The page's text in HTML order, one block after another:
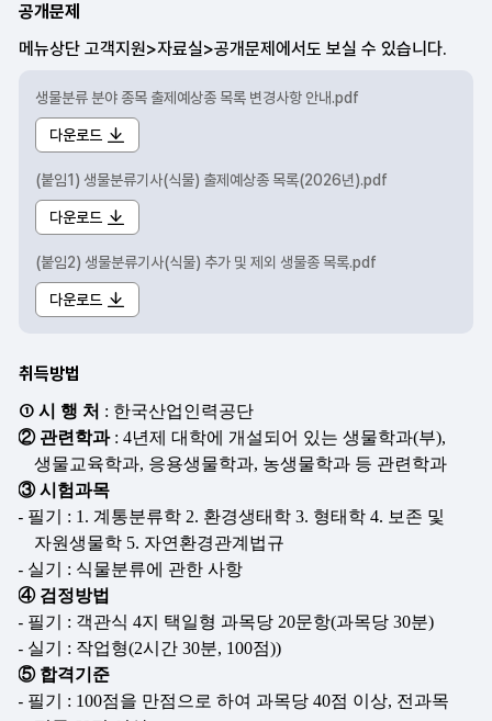
공개문제
생물분류 분야 종목 출제예상종 목록 변경사항 안내.pdf
다운로드
(붙임1) 생물분류기사(식물) 출제예상종 목록(2026년).pdf
다운로드
(붙임2) 생물분류기사(식물) 추가 및 제외 생물종 목록.pdf
다운로드
취득방법